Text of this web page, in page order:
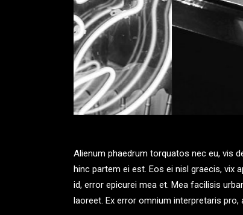
Alienum phaedrum torquatos nec eu, vis
hinc partem ei est. Eos ei nisl graecis, vix
id, error epicurei mea et. Mea facilisis
laoreet. Ex error omnium interpretaris